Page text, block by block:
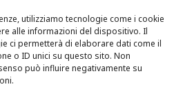
utilizziamo tecnologie come i cookie
alle informazioni del dispositivo. Il
ci permetterà di elaborare dati come il
o ID unici su questo sito. Non
può influire negativamente su